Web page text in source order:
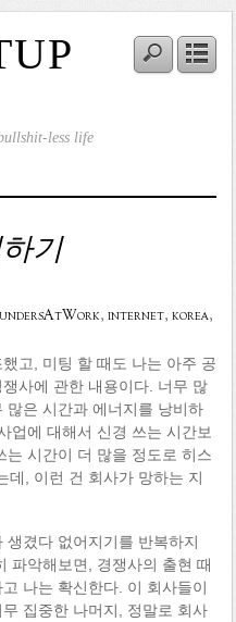
less life
기
, internet, korea,
고, 미팅 할 때도 나는 아주 공
사에 관한 내용이다. 너무 많
많은 시간과 에너지를 낭비하
업에 대해서 신경 쓰는 시간보
는 시간이 더 많을 정도로 히스
데, 이런 건 회사가 망하는 지
겼다 없어지기를 반복하지
파악해보면, 경쟁사의 출현 때
나는 확신한다. 이 회사들이
집중한 나머지, 정말로 회사